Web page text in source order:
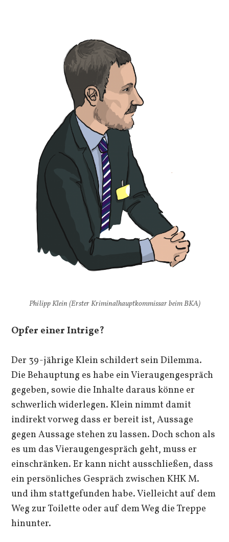
Philipp Klein (Erster Kriminalhauptkommissar beim BKA)
Opfer einer Intrige?
Der 39-jährige Klein schildert sein Dilemma.
Die Behauptung es habe ein Vieraugengespräch
gegeben, sowie die Inhalte daraus könne er
schwerlich widerlegen. Klein nimmt damit
indirekt vorweg dass er bereit ist, Aussage
gegen Aussage stehen zu lassen. Doch schon als
es um das Vieraugengespräch geht, muss er
einschränken. Er kann nicht ausschließen, dass
ein persönliches Gespräch zwischen KHK M.
und ihm stattgefunden habe. Vielleicht auf dem
Weg zur Toilette oder auf dem Weg die Treppe
hinunter.